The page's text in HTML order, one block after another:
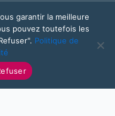
garantir la meilleure
pouvez toutefois les
Politique de